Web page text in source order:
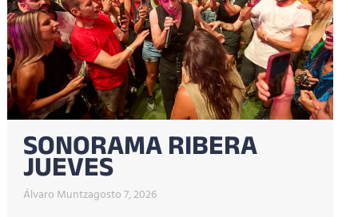
SONORAMA RIBERA
JUEVES
Álvaro Muntzagosto 7, 2026